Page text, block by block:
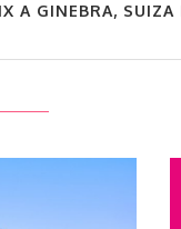
A GINEBRA,